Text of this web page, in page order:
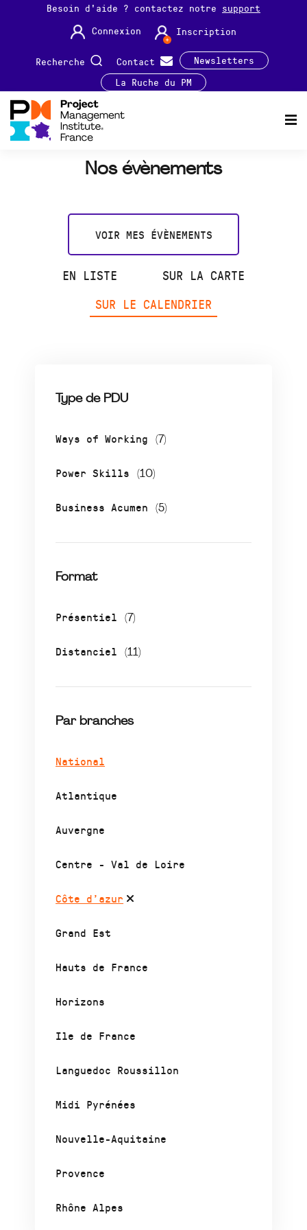
Besoin d'aide ? contactez notre support
Connexion
Inscription
Recherche Contact
Newsletters
La Ruche du PM
Nos évènements
VOIR MES ÉVÈNEMENTS
EN LISTE
SUR LA CARTE
SUR LE CALENDRIER
Type de PDU
Ways of Working (7)
Power Skills (10)
Business Acumen (5)
Format
Présentiel (7)
Distanciel (11)
Par branches
National
Atlantique
Auvergne
Centre - Val de Loire
Côte d’azur
Grand Est
Hauts de France
Horizons
Ile de France
Languedoc Roussillon
Midi Pyrénées
Nouvelle-Aquitaine
Provence
Rhône Alpes